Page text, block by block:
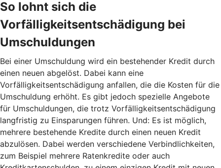
So lohnt sich die
Vorfälligkeitsentschädigung bei
Umschuldungen
Bei einer Umschuldung wird ein bestehender Kredit durch
einen neuen abgelöst. Dabei kann eine
Vorfälligkeitsentschädigung anfallen, die die Kosten für die
Umschuldung erhöht. Es gibt jedoch spezielle Angebote
für Umschuldungen, die trotz Vorfälligkeitsentschädigung
langfristig zu Einsparungen führen. Und: Es ist möglich,
mehrere bestehende Kredite durch einen neuen Kredit
abzulösen. Dabei werden verschiedene Verbindlichkeiten,
zum Beispiel mehrere Ratenkredite oder auch